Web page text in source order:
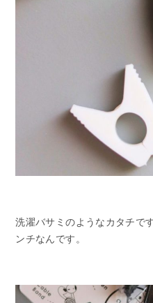
洗濯バサミのようなカタチで
ンチなんです。